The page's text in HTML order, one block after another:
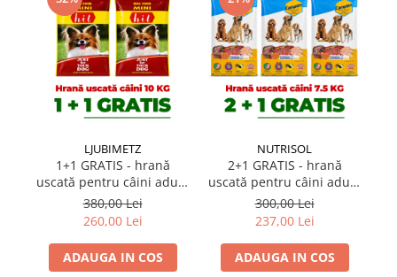
Suplimente și vitamine păsări și
Antidiareice
Laxative
Gel antiinflamator
LJUBIMETZ
1+1 GRATIS - hrană
uscată pentru câini adulți
talie mică Hit Mini Adult
10 kg
380,00 Lei
260,00 Lei
ADAUGA IN COS
NUTRISOL
2+1 GRATIS - hrană
uscată pentru câini adulți
Campion 7,5 kg
300,00 Lei
237,00 Lei
ADAUGA IN COS